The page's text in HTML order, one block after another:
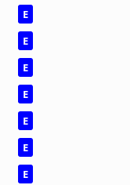
E
E
E
E
E
E
E